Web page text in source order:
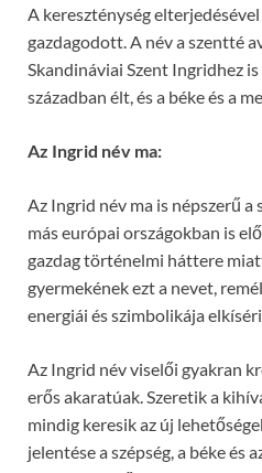
A kereszténység
gazdagodott. A név a szentté
Skandináviai Szent Ingridhez
században élt, és a béke és a
Az Ingrid név ma:
Az Ingrid név ma is népszerű
más európai országokban is
gazdag történelmi háttere
gyermekének ezt a nevet,
energiái és szimbolikája
Az Ingrid név viselői gyakran
erős akaratúak. Szeretik a
mindig keresik az új
jelentése a szépség, a béke és